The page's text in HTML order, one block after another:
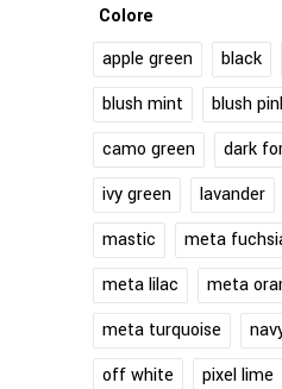
Colore
apple green
black
blush mint
blush
camo green
dark
ivy green
lavander
mastic
meta
meta lilac
meta
meta turquoise
off white
pixel lime